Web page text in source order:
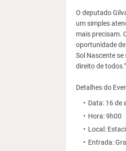
O deputado
um simples
mais precisam.
oportunidade
Sol Nascente
direito de todos."
Detalhes do
Data: 16 de
Hora: 9h00
Local:
Entrada: